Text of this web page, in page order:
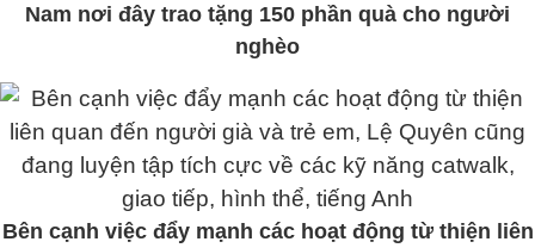
Nam nơi đây trao tặng 150 phần quà cho người
nghèo
Bên cạnh việc đẩy mạnh các hoạt động từ thiện liên